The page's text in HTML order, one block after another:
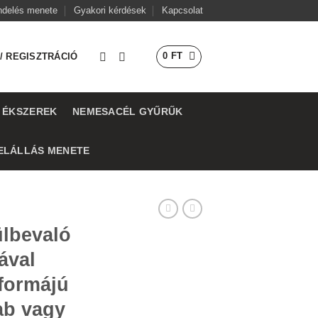
menete Gyakori kérdések Kapcsolat
REGISZTRÁCIÓ 0 FT
NEMESACÉL GYŰRŰK
MENETE
vagy